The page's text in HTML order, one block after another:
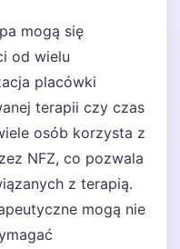
mogą się
od wielu
placówki
terapii czy czas
osób korzysta z
NFZ, co pozwala
z terapią.
mogą nie